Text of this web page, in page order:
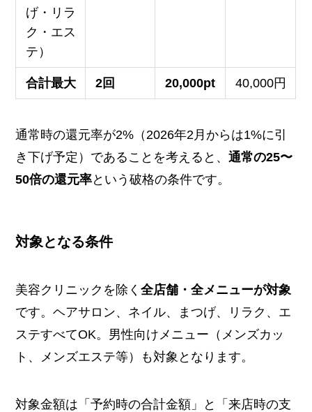
げ・リラ
ク・エス
テ）
合計最大 2回 20,000pt 40,000円
通常時の還元率が2%（2026年2月からは1%に引
き下げ予定）であることを考えると、通常の25〜
50倍の還元率という破格の条件です。
対象となる条件
美容クリニックを除く全店舗・全メニューが対象
です。ヘアサロン、ネイル、まつげ、リラク、エ
ステすべてOK。男性向けメニュー（メンズカッ
ト、メンズエステ等）も対象となります。
対象金額は「予約時の合計金額」と「来店時の支